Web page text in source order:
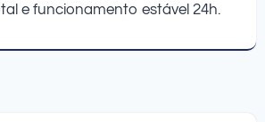
e funcionamento estável 24h.